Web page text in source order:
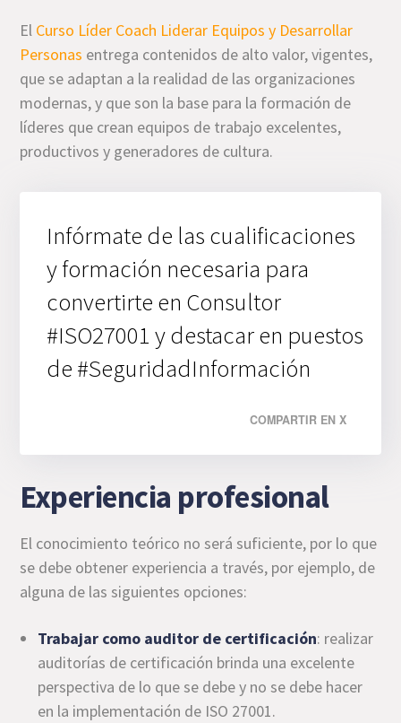
El Curso Líder Coach Liderar Equipos y Desarrollar
Personas entrega contenidos de alto valor, vigentes,
que se adaptan a la realidad de las organizaciones
modernas, y que son la base para la formación de
líderes que crean equipos de trabajo excelentes,
productivos y generadores de cultura.
Infórmate de las cualificaciones
y formación necesaria para
convertirte en Consultor
#ISO27001 y destacar en puestos
de #SeguridadInformación
COMPARTIR EN X
Experiencia profesional
El conocimiento teórico no será suficiente, por lo que
se debe obtener experiencia a través, por ejemplo, de
alguna de las siguientes opciones:
Trabajar como auditor de certificación: realizar
auditorías de certificación brinda una excelente
perspectiva de lo que se debe y no se debe hacer
en la implementación de ISO 27001.